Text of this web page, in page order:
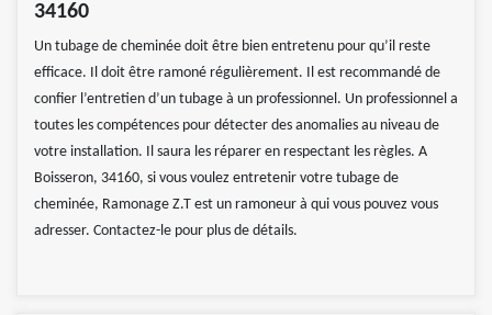
34160
Un tubage de cheminée doit être bien entretenu pour qu’il reste
efficace. Il doit être ramoné régulièrement. Il est recommandé de
confier l’entretien d’un tubage à un professionnel. Un professionnel a
toutes les compétences pour détecter des anomalies au niveau de
votre installation. Il saura les réparer en respectant les règles. A
Boisseron, 34160, si vous voulez entretenir votre tubage de
cheminée, Ramonage Z.T est un ramoneur à qui vous pouvez vous
adresser. Contactez-le pour plus de détails.